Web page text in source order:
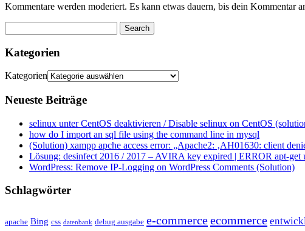
Kommentare werden moderiert. Es kann etwas dauern, bis dein Kommentar
Kategorien
Kategorien
Neueste Beiträge
selinux unter CentOS deaktivieren / Disable selinux on CentOS
how do I import an sql file using the command line in mysql
(Solution) xampp apche access error: „Apache2: ‚AH01630: client
Lösung: desinfect 2016 / 2017 – AVIRA key expired | ERROR apt-get
WordPress: Remove IP-Logging on WordPress Comments (Solution)
Schlagwörter
apache Bing css datenbank debug ausgabe e-commerceecommerce